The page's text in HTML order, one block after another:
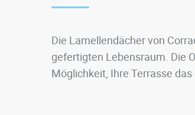
Die Lamellendächer von
gefertigten Lebensraum. Die
Möglichkeit, Ihre Terrasse